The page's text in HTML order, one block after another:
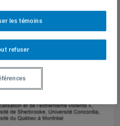
auprès
refuser
les témoins